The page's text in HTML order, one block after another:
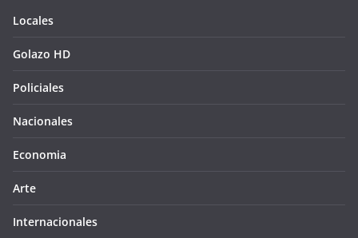
Locales
Golazo HD
Policiales
Nacionales
Economia
Arte
Internacionales